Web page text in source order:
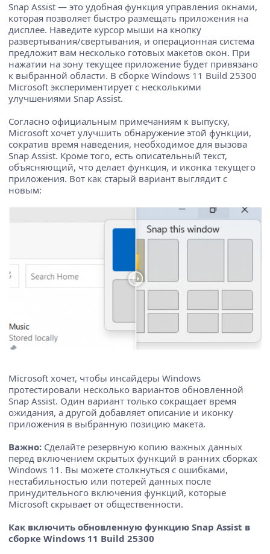
Snap Assist — это удобная функция управления окнами,
которая позволяет быстро размещать приложения на
дисплее. Наведите курсор мыши на кнопку
развертывания/свертывания, и операционная система
предложит вам несколько готовых макетов окон. При
нажатии на зону текущее приложение будет привязано
к выбранной области. В сборке Windows 11 Build 25300
Microsoft экспериментирует с несколькими
улучшениями Snap Assist.
Согласно официальным примечаниям к выпуску,
Microsoft хочет улучшить обнаружение этой функции,
сократив время наведения, необходимое для вызова
Snap Assist. Кроме того, есть описательный текст,
объясняющий, что делает функция, и иконка текущего
приложения. Вот как старый вариант выглядит с
новым:
Microsoft хочет, чтобы инсайдеры Windows
протестировали несколько вариантов обновленной
Snap Assist. Один вариант только сокращает время
ожидания, а другой добавляет описание и иконку
приложения в выбранную позицию макета.
Важно: Сделайте резервную копию важных данных
перед включением скрытых функций в ранних сборках
Windows 11. Вы можете столкнуться с ошибками,
нестабильностью или потерей данных после
принудительного включения функций, которые
Microsoft скрывает от общественности.
Как включить обновленную функцию Snap Assist в
сборке Windows 11 Build 25300